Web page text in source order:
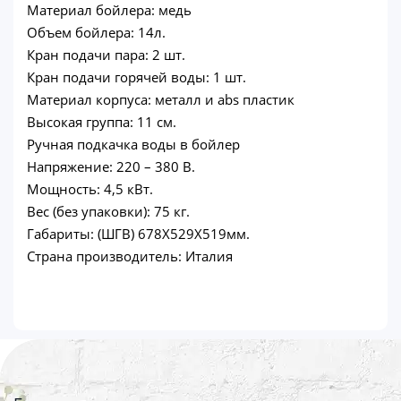
Материал бойлера: медь
Объем бойлера: 14л.
Кран подачи пара: 2 шт.
Кран подачи горячей воды: 1 шт.
Материал корпуса: металл и abs пластик
Высокая группа: 11 см.
Ручная подкачка воды в бойлер
Напряжение: 220 – 380 В.
Мощность: 4,5 кВт.
Вес (без упаковки): 75 кг.
Габариты: (ШГВ) 678Х529Х519мм.
Страна производитель: Италия